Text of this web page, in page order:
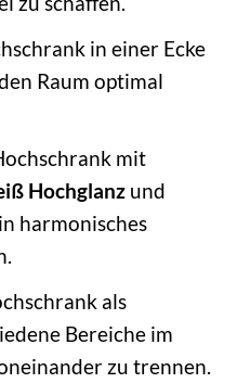
in einer Ecke
Raum optimal
mit
Hochglanzund
harmonisches
als
Bereiche im
zu trennen.